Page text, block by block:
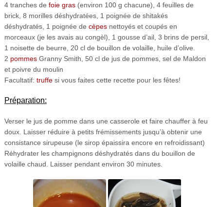
4 tranches de foie gras(environ 100 g chacune), 4 feuilles de
brick, 8 morilles déshydratées, 1 poignée de shitakés
déshydratés, 1 poignée de cèpesnettoyés et coupés en
morceaux (je les avais au congèl), 1 gousse d’ail, 3 brins de persil,
1 noisette de beurre, 20 cl de bouillon de volaille, huile d’olive.
2 pommesGranny Smith, 50 cl de jus de pommes, sel de Maldon
et poivre du moulin
Facultatif: truffesi vous faites cette recette pour les fêtes!
Préparation:
Verser le jus de pomme dans une casserole et faire chauffer à feu
doux. Laisser réduire à petits frémissements jusqu’à obtenir une
consistance sirupeuse (le sirop épaissira encore en refroidissant)
Réhydrater les champignons déshydratés dans du bouillon de
volaille chaud. Laisser pendant environ 30 minutes.